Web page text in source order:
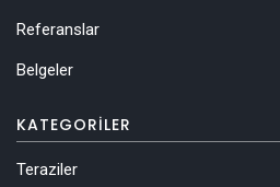
Referanslar
Belgeler
KATEGORILER
Teraziler